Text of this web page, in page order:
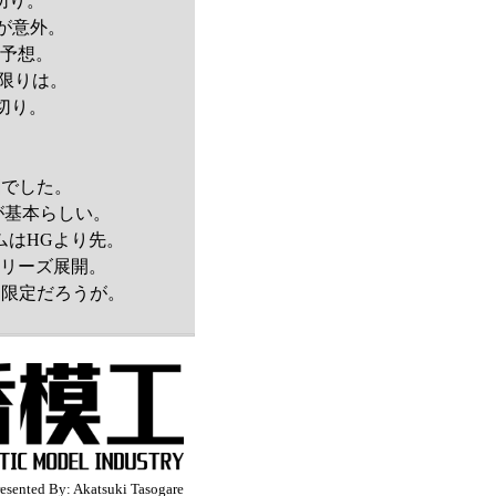
外。
想。
りは。
。
した。
本らしい。
HGより先。
ーズ展開。
定だろうが。
By: Akatsuki Tasogare